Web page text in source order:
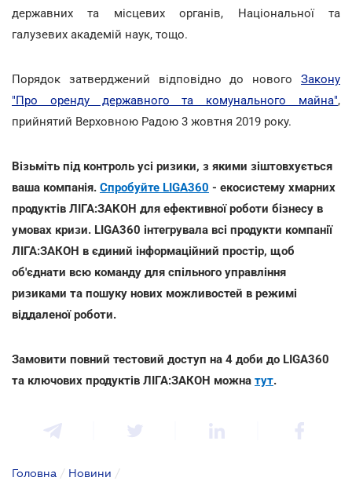
державних та місцевих органів, Національної та
галузевих академій наук, тощо.
Порядок затверджений відповідно до нового Закону
"Про оренду державного та комунального майна",
прийнятий Верховною Радою 3 жовтня 2019 року.
Візьміть під контроль усі ризики, з якими зіштовхується
ваша компанія. Спробуйте LIGA360 - екосистему хмарних
продуктів ЛІГА:ЗАКОН для ефективної роботи бізнесу в
умовах кризи. LIGA360 інтегрувала всі продукти компанії
ЛІГА:ЗАКОН в єдиний інформаційний простір, щоб
об'єднати всю команду для спільного управління
ризиками та пошуку нових можливостей в режимі
віддаленої роботи.
Замовити повний тестовий доступ на 4 доби до LIGA360
та ключових продуктів ЛІГА:ЗАКОН можна тут.
Головна / Новини /